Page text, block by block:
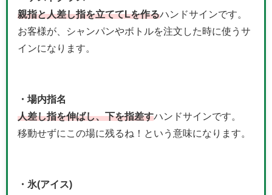
親指と人差し指を立ててLを作るハンドサインです。
お客様が、シャンパンやボトルを注文した時に使うサ
インになります。
・場内指名
人差し指を伸ばし、下を指差すハンドサインです。
移動せずにこの場に残るね！という意味になります。
・氷(アイス)